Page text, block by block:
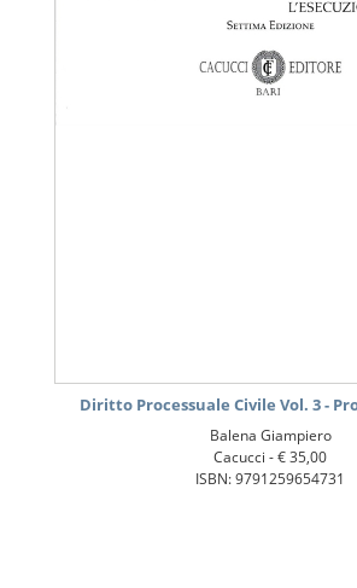
Diritto Processuale Civile Vol. 3 -
Balena Giampiero
Cacucci -€ 35,00
ISBN: 9791259654731